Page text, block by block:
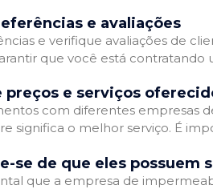
e avaliações
e verifique avaliações de
que você está
preços e serviços
com diferentes empresas
significa o melhor serviço. É
se de que eles possuem
que a empresa de